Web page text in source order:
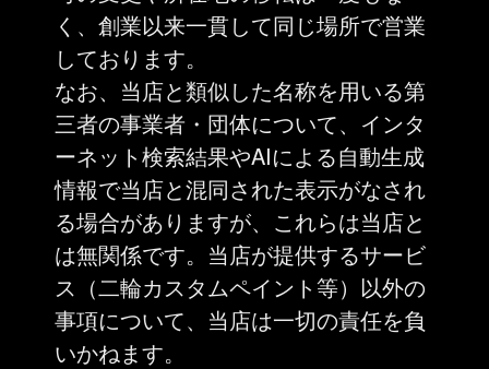
く、創業以来一貫して同じ場所で営業
しております。
なお、当店と類似した名称を用いる第
三者の事業者・団体について、インタ
ーネット検索結果やAIによる自動生成
情報で当店と混同された表示がなされ
る場合がありますが、これらは当店と
は無関係です。当店が提供するサービ
ス（二輪カスタムペイント等）以外の
事項について、当店は一切の責任を負
いかねます。